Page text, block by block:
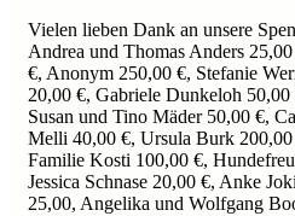
Vielen lieben Dank an unsere
Andrea und Thomas Anders
€, Anonym 250,00 €, Stefanie
20,00 €, Gabriele Dunkeloh
Susan und Tino Mäder 50,00 €,
Melli 40,00 €, Ursula Burk
Familie Kosti 100,00 €,
Jessica Schnase 20,00 €, Anke
25,00, Angelika und Wolfgang